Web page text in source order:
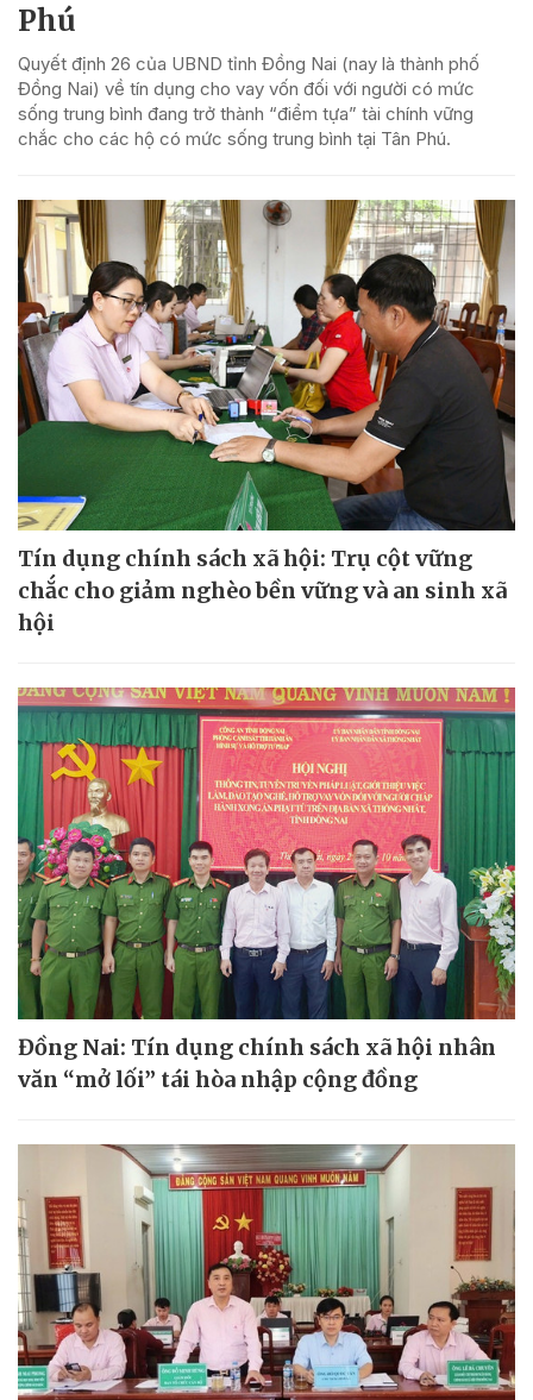
Phú
Quyết định 26 của UBND tỉnh Đồng Nai (nay là thành phố
Đồng Nai) về tín dụng cho vay vốn đối với người có mức
sống trung bình đang trở thành “điểm tựa” tài chính vững
chắc cho các hộ có mức sống trung bình tại Tân Phú.
Tín dụng chính sách xã hội: Trụ cột vững
chắc cho giảm nghèo bền vững và an sinh xã
hội
Đồng Nai: Tín dụng chính sách xã hội nhân
văn “mở lối” tái hòa nhập cộng đồng